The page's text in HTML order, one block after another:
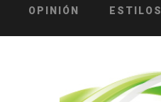
OPINIÓN ESTILOS